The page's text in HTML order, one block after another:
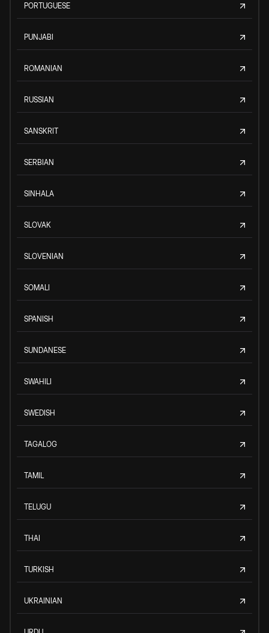
PORTUGUESE
PUNJABI
ROMANIAN
RUSSIAN
SANSKRIT
SERBIAN
SINHALA
SLOVAK
SLOVENIAN
SOMALI
SPANISH
SUNDANESE
SWAHILI
SWEDISH
TAGALOG
TAMIL
TELUGU
THAI
TURKISH
UKRAINIAN